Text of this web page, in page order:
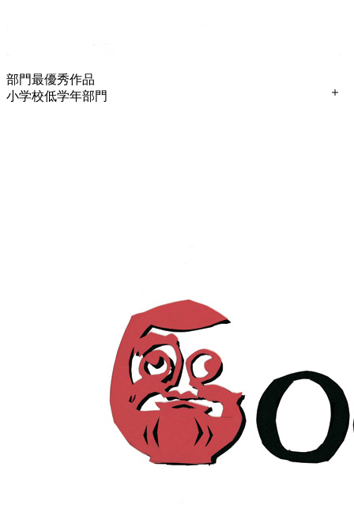
部門最優秀作品
小学校低学年部門